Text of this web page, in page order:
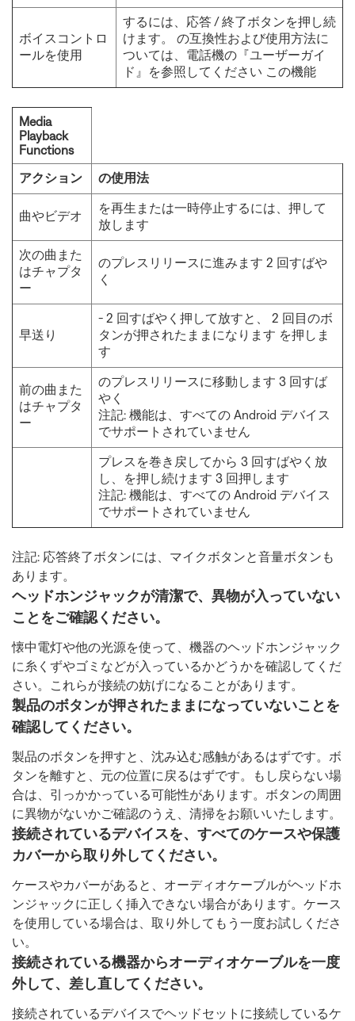
ボイスコントロ
ールを使用
するには、応答 / 終了ボタンを押し続
けます。 の互換性および使用方法に
ついては、電話機の『ユーザーガイ
ド』を参照してください この機能
Media
Playback
Functions
アクション
の使用法
曲やビデオ
を再生または一時停止するには、押して
放します
次の曲また
はチャプタ
ー
のプレスリリースに進みます 2 回すばや
く
早送り
- 2 回すばやく押して放すと、 2 回目のボ
タンが押されたままになります を押しま
す
前の曲また
はチャプタ
ー
のプレスリリースに移動します 3 回すば
やく
注記: 機能は、すべての Android デバイス
でサポートされていません
プレスを巻き戻してから 3 回すばやく放
し、を押し続けます 3 回押します
注記: 機能は、すべての Android デバイス
でサポートされていません
注記: 応答終了ボタンには、マイクボタンと音量ボタンも
あります。
ヘッドホンジャックが清潔で、異物が入っていない
ことをご確認ください。
懐中電灯や他の光源を使って、機器のヘッドホンジャック
に糸くずやゴミなどが入っているかどうかを確認してくだ
さい。これらが接続の妨げになることがあります。
製品のボタンが押されたままになっていないことを
確認してください。
製品のボタンを押すと、沈み込む感触があるはずです。ボ
タンを離すと、元の位置に戻るはずです。もし戻らない場
合は、引っかかっている可能性があります。ボタンの周囲
に異物がないかご確認のうえ、清掃をお願いいたします。
接続されているデバイスを、すべてのケースや保護
カバーから取り外してください。
ケースやカバーがあると、オーディオケーブルがヘッドホ
ンジャックに正しく挿入できない場合があります。ケース
を使用している場合は、取り外してもう一度お試しくださ
い。
接続されている機器からオーディオケーブルを一度
外して、差し直してください。
接続されているデバイスでヘッドセットに接続しているケ